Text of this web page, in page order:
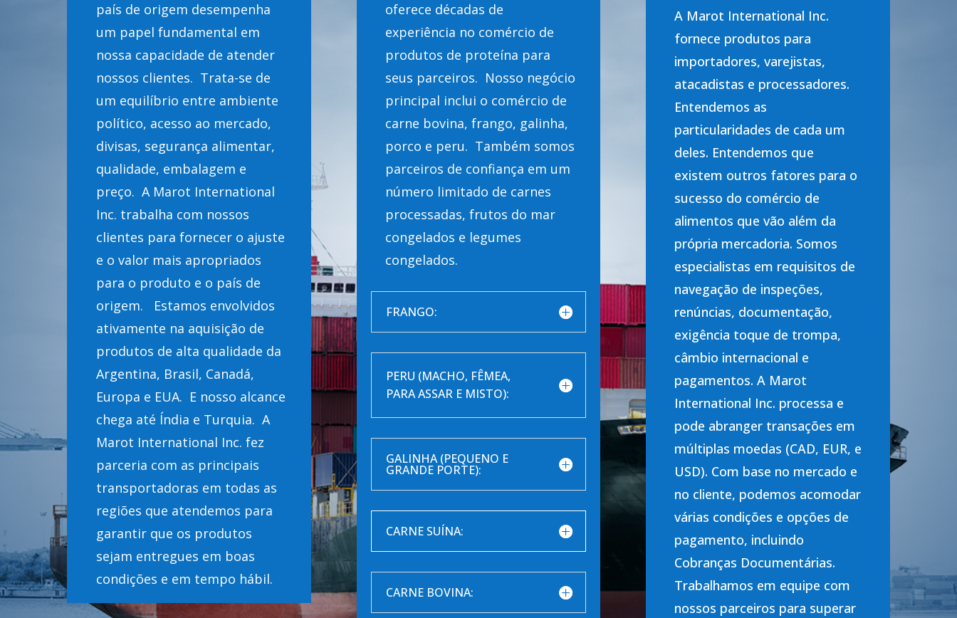
país de origem desempenha
um papel fundamental em
nossa capacidade de atender
nossos clientes. Trata-se de
um equilíbrio entre ambiente
político, acesso ao mercado,
divisas, segurança alimentar,
qualidade, embalagem e
preço. A Marot International
Inc. trabalha com nossos
clientes para fornecer o ajuste
e o valor mais apropriados
para o produto e o país de
origem. Estamos envolvidos
ativamente na aquisição de
produtos de alta qualidade da
Argentina, Brasil, Canadá,
Europa e EUA. E nosso alcance
chega até Índia e Turquia. A
Marot International Inc. fez
parceria com as principais
transportadoras em todas as
regiões que atendemos para
garantir que os produtos
sejam entregues em boas
condições e em tempo hábil.
oferece décadas de
experiência no comércio de
produtos de proteína para
seus parceiros. Nosso negócio
principal inclui o comércio de
carne bovina, frango, galinha,
porco e peru. Também somos
parceiros de confiança em um
número limitado de carnes
processadas, frutos do mar
congelados e legumes
congelados.
FRANGO:
PERU (MACHO, FÊMEA,
PARA ASSAR E MISTO):
GALINHA (PEQUENO E
GRANDE PORTE):
CARNE SUÍNA:
CARNE BOVINA:
A Marot International Inc.
fornece produtos para
importadores, varejistas,
atacadistas e processadores.
Entendemos as
particularidades de cada um
deles. Entendemos que
existem outros fatores para o
sucesso do comércio de
alimentos que vão além da
própria mercadoria. Somos
especialistas em requisitos de
navegação de inspeções,
renúncias, documentação,
exigência toque de trompa,
câmbio internacional e
pagamentos. A Marot
International Inc. processa e
pode abranger transações em
múltiplas moedas (CAD, EUR, e
USD). Com base no mercado e
no cliente, podemos acomodar
várias condições e opções de
pagamento, incluindo
Cobranças Documentárias.
Trabalhamos em equipe com
nossos parceiros para superar